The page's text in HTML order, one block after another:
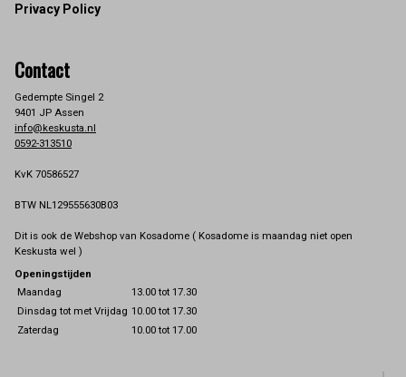
Privacy Policy
Contact
Gedempte Singel 2
9401 JP Assen
info@keskusta.nl
0592-313510
KvK 70586527
BTW NL129555630B03
Dit is ook de Webshop van Kosadome ( Kosadome is maandag niet open
Keskusta wel )
Openingstijden
Maandag
13.00 tot 17.30
Dinsdag tot met Vrijdag 10.00 tot 17.30
Zaterdag
10.00 tot 17.00